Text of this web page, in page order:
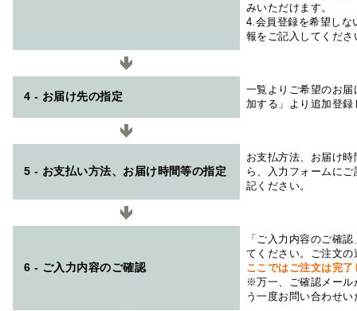
みいただけます。
4.会員登録を希望しな
報をご記入してくださ
4 - お届け先の指定
一覧よりご希望のお
加する」より追加登
5 - お支払い方法、お届け時間等の指定
お支払方法、お届け
ら、入力フォームに
記ください。
6 - ご入力内容のご確認
「ご入力内容のご確
てください。ご注文
ここではご注文は完
※万一、ご確認メール
う一度お問い合わせ